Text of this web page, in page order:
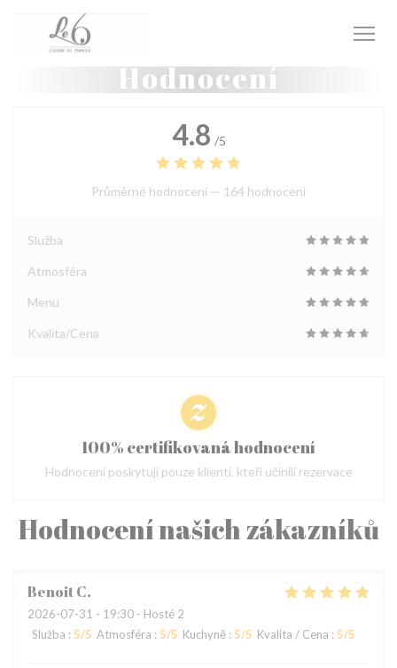
Panel pro správu cookies
Hodnocení
Hodnocení našich zákazníků
BenoitC
2026-07-31 - 19:30 - Hosté 2
Služba : 5/5 Atmosféra : 5/5 Kuchyně : 5/5 Kvalita / Cena : 5/5
4.8 /5
Průměrné hodnocení — 164 hodnoceni
Služba
Atmosféra
Menu
Kvalita/Cena
100% certifikovaná hodnocení
Hodnocení poskytují pouze klienti, kteří učinili rezervace